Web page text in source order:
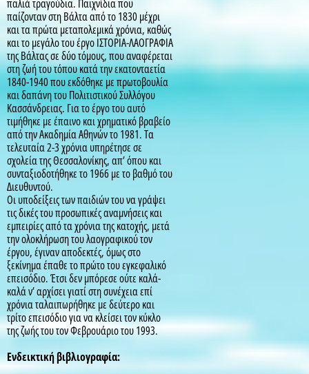
παλιά τραγούδια. Παιχνίδια που
παίζονταν στη Βάλτα από το 1830 μέχρι
και τα πρώτα μεταπολεμικά χρόνια, καθώς
και το μεγάλο του έργο ΙΣΤΟΡΙΑ-ΛΑΟΓΡΑΦΙΑ
της Βάλτας σε δύο τόμους, που αναφέρεται
στη ζωή του τόπου κατά την εκατονταετία
1840-1940 που εκδόθηκε με πρωτοβουλία
και δαπάνη του Πολιτιστικού Συλλόγου
Κασσάνδρειας. Για το έργο του αυτό
τιμήθηκε με έπαινο και χρηματικό βραβείο
από την Ακαδημία Αθηνών το 1981. Τα
τελευταία 2-3 χρόνια υπηρέτησε σε
σχολεία της Θεσσαλονίκης, απ’ όπου και
συνταξιοδοτήθηκε το 1966 με το βαθμό του
Διευθυντού.
Οι υποδείξεις των παιδιών του να γράψει
τις δικές του προσωπικές αναμνήσεις και
εμπειρίες από τα χρόνια της κατοχής, μετά
την ολοκλήρωση του λαογραφικού τον
έργου, έγιναν αποδεκτές, όμως στο
ξεκίνημα έπαθε το πρώτο του εγκεφαλικό
επεισόδιο. Έτσι δεν μπόρεσε ούτε καλά-
καλά ν’ αρχίσει γιατί στη συνέχεια επί
χρόνια ταλαιπωρήθηκε με δεύτερο και
τρίτο επεισόδιο για να κλείσει τον κύκλο
της ζωής του τον Φεβρουάριο του 1993.
Ενδεικτική βιβλιογραφία: